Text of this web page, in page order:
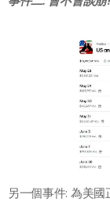
另一個事件: 為美